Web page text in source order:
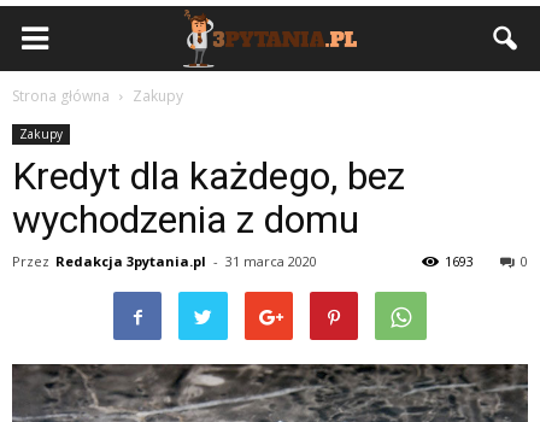
Strona główna Zakupy
Zakupy
Kredyt dla każdego, bez
wychodzenia z domu
Przez Redakcja 3pytania.pl - 31 marca 2020 0
1693